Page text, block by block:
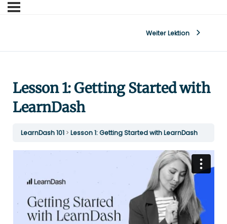
Weiter Lektion
Lesson 1: Getting Started with
LearnDash
LearnDash 101 Lesson 1: Getting Started with LearnDash